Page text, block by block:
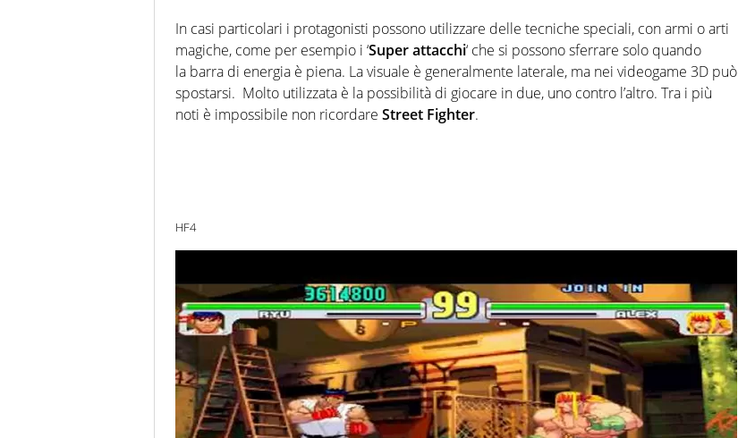
In casi particolari i protagonisti possono utilizzare delle tecniche speciali, con armi o arti
magiche, come per esempio i ‘Super attacchi‘ che si possono sferrare solo quando
la barra di energia è piena. La visuale è generalmente laterale, ma nei videogame 3D può
spostarsi. Molto utilizzata è la possibilità di giocare in due, uno contro l’altro. Tra i più
noti è impossibile non ricordare Street Fighter.
HF4